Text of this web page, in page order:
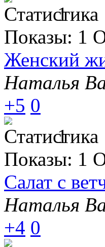
1
Показы: 1
Женский
Наталья
+5 0
1
Показы: 1
Салат с
Наталья
+4 0